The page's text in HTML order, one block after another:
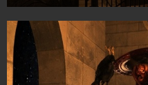
11. Oktober 2025